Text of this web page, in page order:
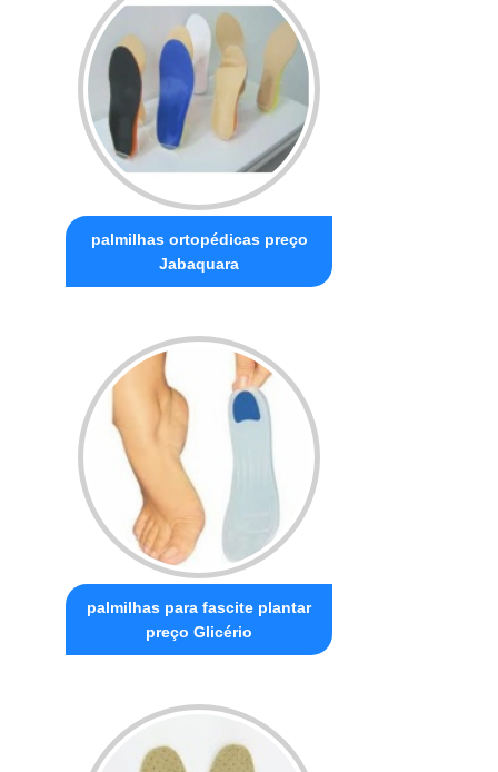
palmilhas ortopédicas preço
Jabaquara
palmilhas para fascite plantar
preço Glicério